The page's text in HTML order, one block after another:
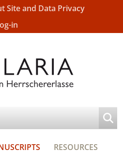
Site and Data Privacy
in
RESOURCES